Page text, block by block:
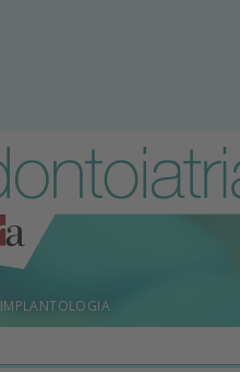
IMPLANTOLOGIA